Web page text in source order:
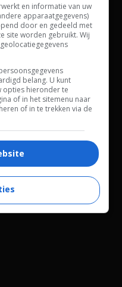
ONTDEKKEN
Films op tv
en informatie van uw
apparaatgegevens)
door en gedeeld met
site worden gebruikt. Wij
belang. U kunt
opties hieronder te
of in het sitemenu naar
of in te trekken via de